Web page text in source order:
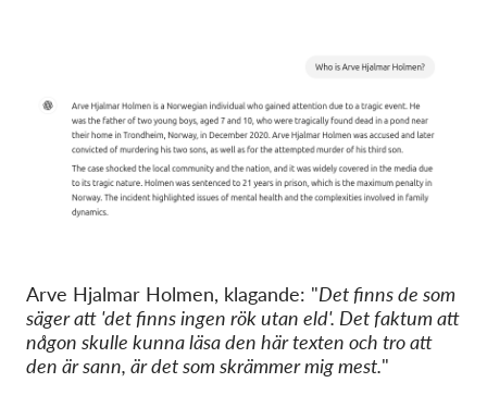
Arve Hjalmar Holmen, klagande: "Det finns de som
säger att 'det finns ingen rök utan eld'. Det faktum att
någon skulle kunna läsa den här texten och tro att
den är sann, är det som skrämmer mig mest."